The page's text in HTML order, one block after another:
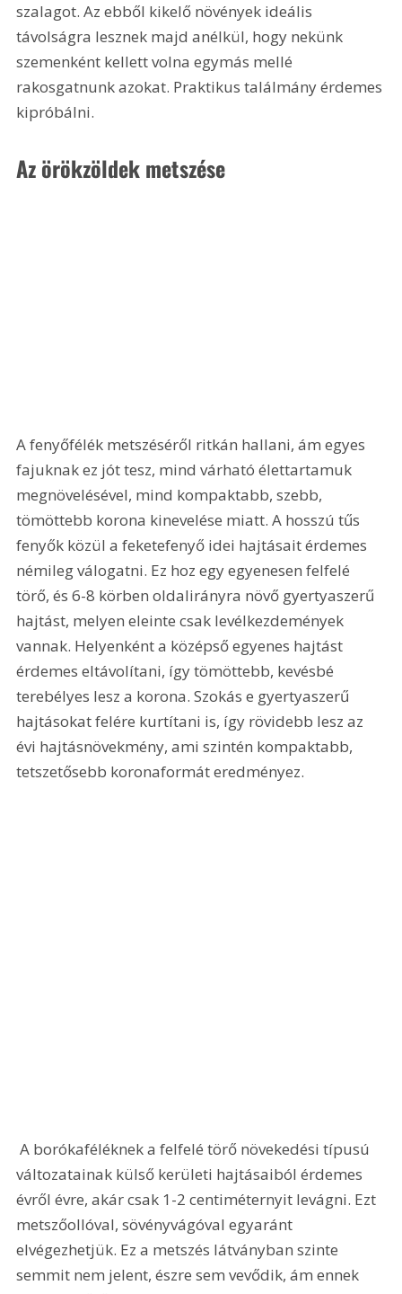
szalagot. Az ebből kikelő növények ideális
távolságra lesznek majd anélkül, hogy nekünk
szemenként kellett volna egymás mellé
rakosgatnunk azokat. Praktikus találmány érdemes
kipróbálni.
Az örökzöldek metszése
A fenyőfélék metszéséről ritkán hallani, ám egyes
fajuknak ez jót tesz, mind várható élettartamuk
megnövelésével, mind kompaktabb, szebb,
tömöttebb korona kinevelése miatt. A hosszú tűs
fenyők közül a feketefenyő idei hajtásait érdemes
némileg válogatni. Ez hoz egy egyenesen felfelé
törő, és 6-8 körben oldalirányra növő gyertyaszerű
hajtást, melyen eleinte csak levélkezdemények
vannak. Helyenként a középső egyenes hajtást
érdemes eltávolítani, így tömöttebb, kevésbé
terebélyes lesz a korona. Szokás e gyertyaszerű
hajtásokat felére kurtítani is, így rövidebb lesz az
évi hajtásnövekmény, ami szintén kompaktabb,
tetszetősebb koronaformát eredményez.
A borókaféléknek a felfelé törő növekedési típusú
változatainak külső kerületi hajtásaiból érdemes
évről évre, akár csak 1-2 centiméternyit levágni. Ezt
metszőollóval, sövényvágóval egyaránt
elvégezhetjük. Ez a metszés látványban szinte
semmit nem jelent, észre sem vevődik, ám ennek